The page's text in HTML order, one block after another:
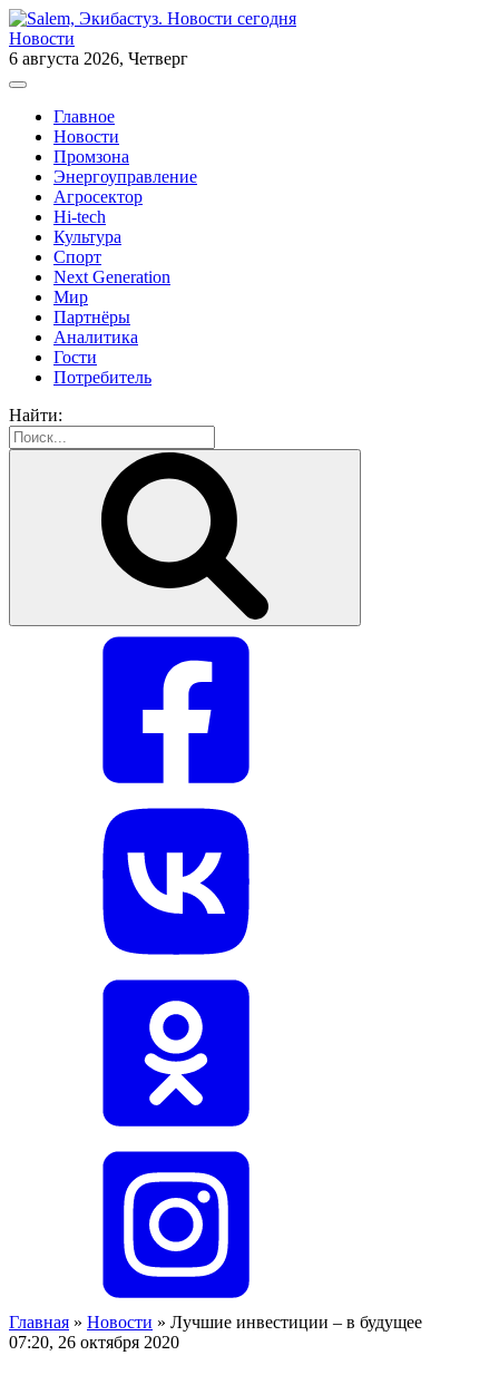
Новости
6 августа 2026, Четверг
Главное
Новости
Промзона
Энергоуправление
Агросектор
Hi-tech
Культура
Спорт
Next Generation
Мир
Партнёры
Аналитика
Гости
Потребитель
Найти:
Главная » Новости » Лучшие инвестиции – в будущее
07:20, 26 октября 2020